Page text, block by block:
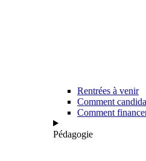
Rentrées à venir
Comment
Comment
Pédagogie